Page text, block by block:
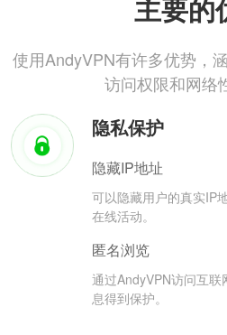
主要的
使用AndyVPN有许多优势，
访问权限和网络
隐私保护
隐藏IP地址
可以隐藏用户的真实IP
在线活动。
匿名浏览
通过AndyVPN访问互
息得到保护。